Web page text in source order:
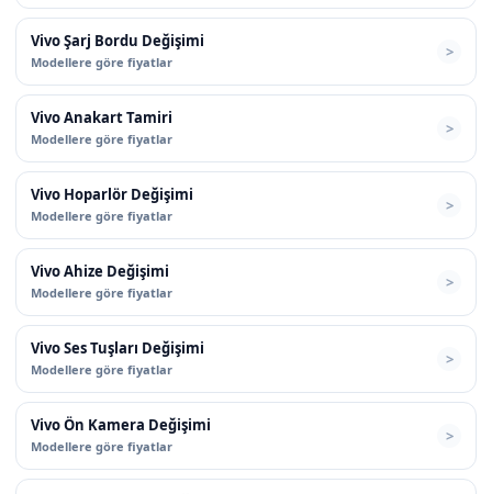
Vivo Şarj Bordu Değişimi
Modellere göre fiyatlar
Vivo Anakart Tamiri
Modellere göre fiyatlar
Vivo Hoparlör Değişimi
Modellere göre fiyatlar
Vivo Ahize Değişimi
Modellere göre fiyatlar
Vivo Ses Tuşları Değişimi
Modellere göre fiyatlar
Vivo Ön Kamera Değişimi
Modellere göre fiyatlar